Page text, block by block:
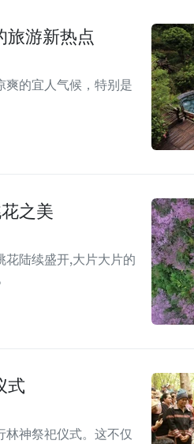
旅游新热点
爽的宜人气候，特别是
之美
花陆续盛开,大片大片的
式
神祭祀仪式。这不仅